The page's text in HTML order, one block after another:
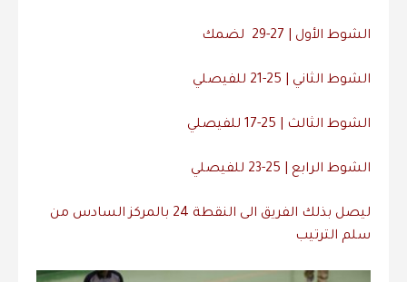
الشوط الأول لضمك
الشوط الثاني للفيصلي
الشوط الثالث للفيصلي
الشوط الرابع للفيصلي
ليصل بذلك الفريق الى النقطة بالمركز السادس من
سلم الترتيب